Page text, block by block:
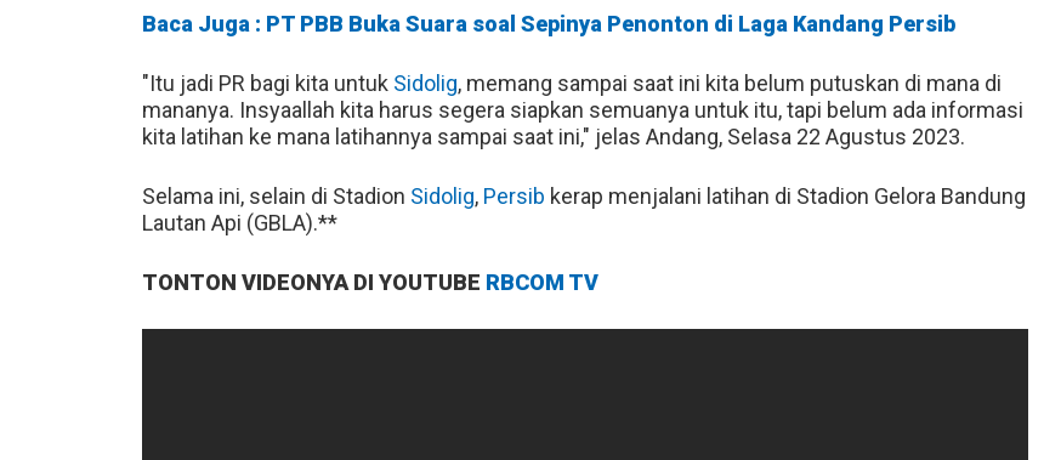
Baca Juga : PT PBB Buka Suara soal Sepinya Penonton di Laga Kandang Persib
"Itu jadi PR bagi kita untuk Sidolig, memang sampai saat ini kita belum putuskan di mana di
mananya. Insyaallah kita harus segera siapkan semuanya untuk itu, tapi belum ada informasi
kita latihan ke mana latihannya sampai saat ini," jelas Andang, Selasa 22 Agustus 2023.
Selama ini, selain di Stadion Sidolig, Persib kerap menjalani latihan di Stadion Gelora Bandung
Lautan Api (GBLA).**
TONTON VIDEONYA DI YOUTUBE RBCOM TV